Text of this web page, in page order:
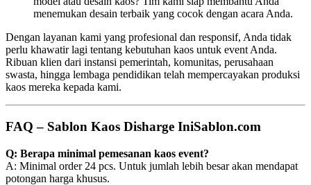
menemukan desain terbaik yang cocok dengan acara Anda.
Dengan layanan kami yang profesional dan responsif, Anda tidak
perlu khawatir lagi tentang kebutuhan kaos untuk event Anda.
Ribuan klien dari instansi pemerintah, komunitas, perusahaan
swasta, hingga lembaga pendidikan telah mempercayakan produksi
kaos mereka kepada kami.
FAQ – Sablon Kaos Disharge IniSablon.com
Q: Berapa minimal pemesanan kaos event?
A: Minimal order 24 pcs. Untuk jumlah lebih besar akan mendapat
potongan harga khusus.